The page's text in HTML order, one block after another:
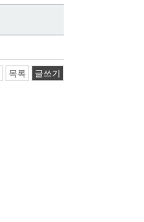
목록 글쓰기